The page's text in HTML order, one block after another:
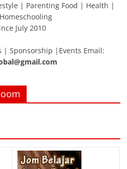
| Parenting Food | Health |
July 2010
| Sponsorship |Events Email: